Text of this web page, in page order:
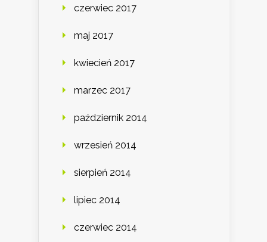
czerwiec 2017
maj 2017
kwiecień 2017
marzec 2017
październik 2014
wrzesień 2014
sierpień 2014
lipiec 2014
czerwiec 2014